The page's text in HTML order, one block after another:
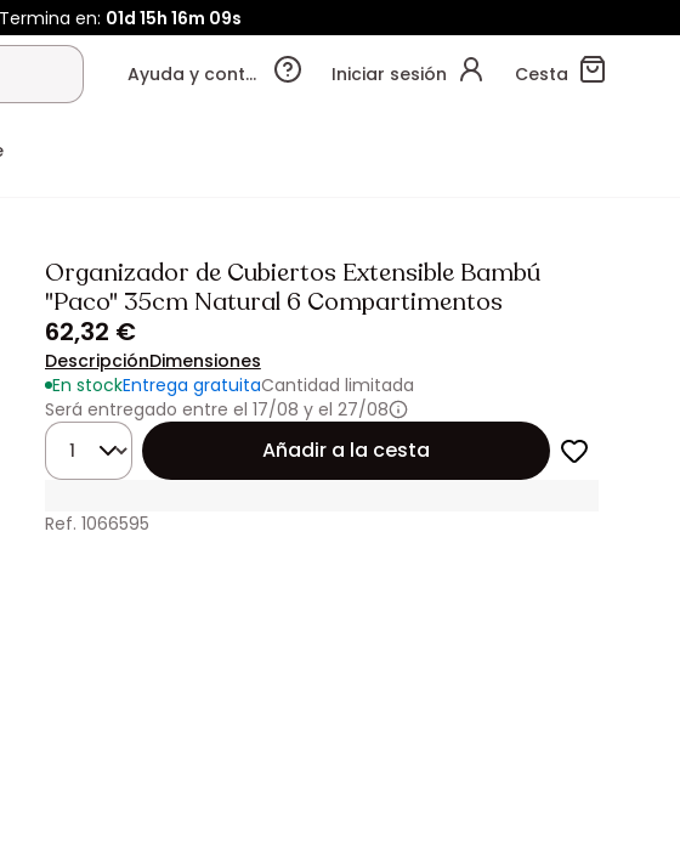
Termina en: 01d 15h 16m 07s
Ayuda y contacto Iniciar sesión Cesta
Organizador de Cubiertos Extensible Bambú
"Paco" 35cm Natural 6 Compartimentos
62,32 €
DescripciónDimensiones
En stockEntrega gratuitaCantidad limitada
Será entregado entre el 17/08 y el 27/08
Cantidad
Añadir a la cesta
Ref. 1066595